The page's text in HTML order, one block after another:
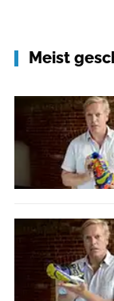
Meist